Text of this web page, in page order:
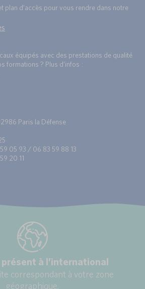
plan d’accès pour vous rendre dans notre
équipés avec des prestations de qualité
formations ? Plus d’infos :
Paris la Défense
05 93 / 06 83 59 88 13
20 11
à l’international
correspondant à votre zone
géographique.